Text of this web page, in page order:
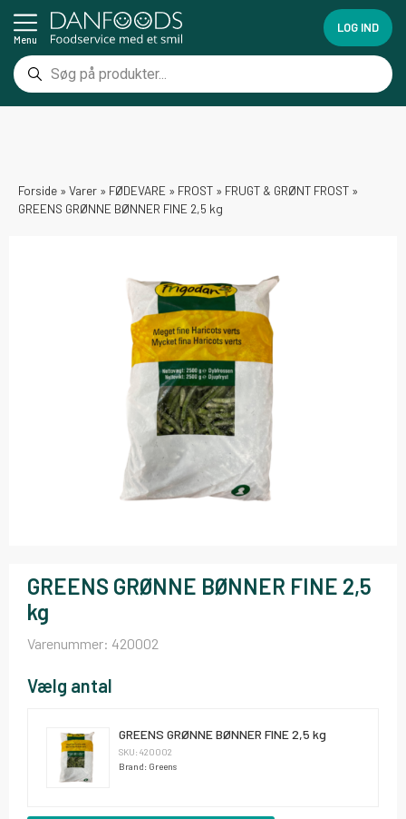
Menu
LOG IND
Forside » Varer » FØDEVARE » FROST » FRUGT & GRØNT FROST »
GREENS GRØNNE BØNNER FINE 2,5 kg
GREENS GRØNNE BØNNER FINE 2,5
kg
Varenummer: 420002
Vælg antal
GREENS GRØNNE BØNNER FINE 2,5 kg
SKU: 420002
Brand: Greens